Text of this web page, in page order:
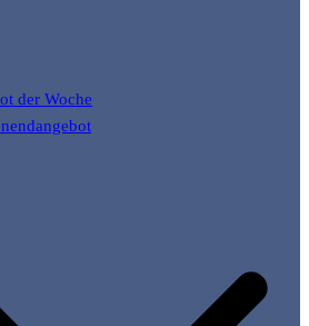
der Woche